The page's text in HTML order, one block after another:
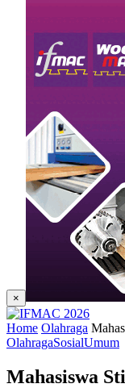
×
Home Olahraga
OlahragaSosialUmum
Mahasiswa